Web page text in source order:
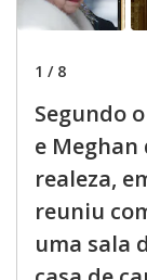
1 / 8
Segundo
e Meghan
realeza,
reuniu
uma sala